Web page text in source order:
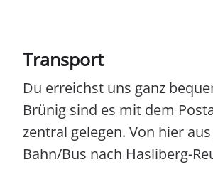
Transport
Du erreichst uns ganz
Brünig sind es mit dem
zentral gelegen. Von hier
Bahn/Bus nach Hasliberg-